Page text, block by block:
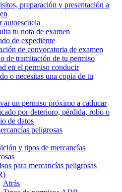
preparación y presentación a
autoescuela
tu nota de examen
de expediente
de convocatoria de examen
de tramitación de tu permiso
en el permiso conducir
o necesitas una copia de tu
un permiso próximo a caducar
por deterioro, pérdida, robo o
de datos
peligrosas
y tipos de mercancías
para mercancías peligrosas
Atrás